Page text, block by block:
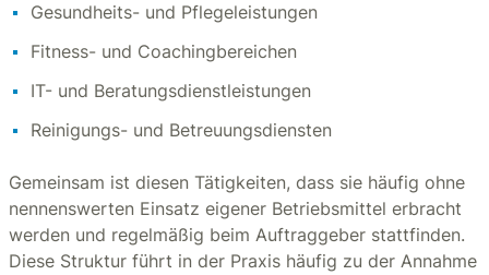
Gesundheits- und Pflegeleistungen
Fitness- und Coachingbereichen
IT- und Beratungsdienstleistungen
Reinigungs- und Betreuungsdiensten
Gemeinsam ist diesen Tätigkeiten, dass sie häufig ohne
nennenswerten Einsatz eigener Betriebsmittel erbracht
werden und regelmäßig beim Auftraggeber stattfinden.
Diese Struktur führt in der Praxis häufig zu der Annahme